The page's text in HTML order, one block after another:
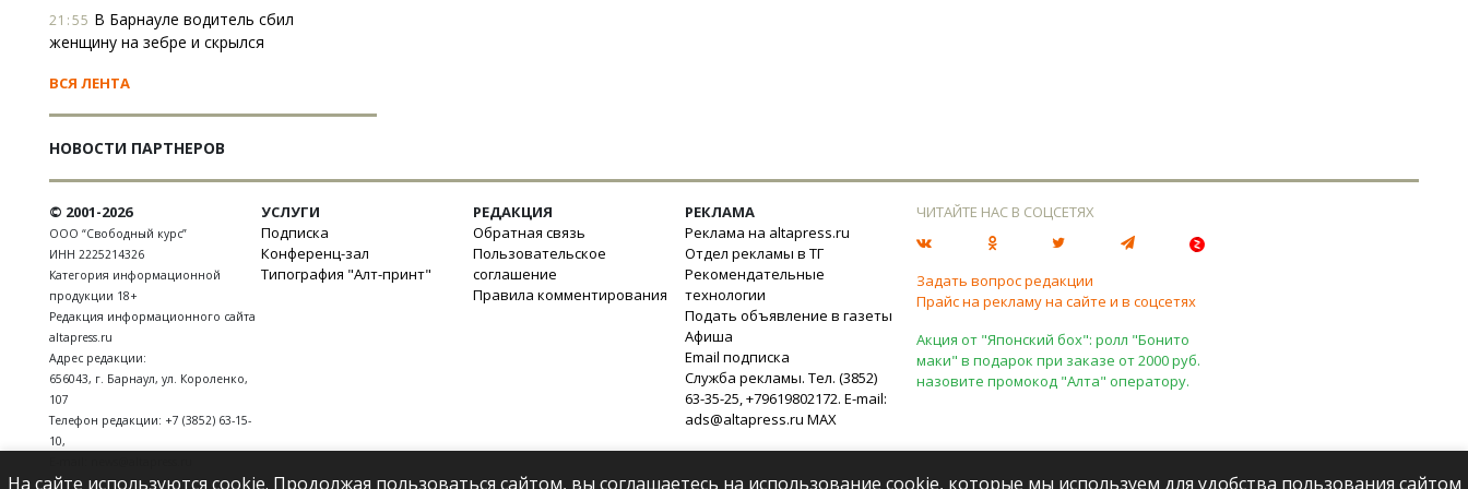
21:55 В Барнауле водитель сбил
женщину на зебре и скрылся
ВСЯ ЛЕНТА
НОВОСТИ ПАРТНЕРОВ
© 2001-2026
ООО “Свободный курс”
ИНН 2225214326
Категория информационной
продукции 18+
Редакция информационного сайта
altapress.ru
Адрес редакции:
656043, г. Барнаул, ул. Короленко,
107
Телефон редакции: +7 (3852) 63-15-
10,
УСЛУГИ
Подписка
Конференц-зал
Типография "Алт-принт"
РЕДАКЦИЯ
Обратная связь
Пользовательское
соглашение
Правила комментирования
РЕКЛАМА
Реклама на altapress.ru
Отдел рекламы в ТГ
Рекомендательные
технологии
Подать объявление в газеты
Афиша
Email подписка
Служба рекламы. Тел. (3852)
63-35-25, +79619802172. E-mail:
ads@altapress.ru MAX
ЧИТАЙТЕ НАС В СОЦСЕТЯХ
Задать вопрос редакции
Прайс на рекламу на сайте и в соцсетях
Акция от "Японский бох": ролл "Бонито
маки" в подарок при заказе от 2000 руб.
назовите промокод "Алта" оператору.
На сайте используются cookie. Продолжая пользоваться сайтом, вы соглашаетесь на использование cookie, которые мы используем для удобства пользования сайтом